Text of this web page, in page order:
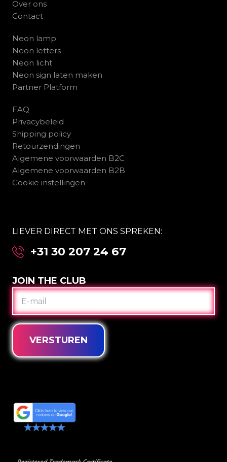
Over ons
Contact
Neon lamp
Neon letters
Neon licht
Neon sign laten maken
Partner Platform
FAQ
Privacybeleid
Shipping policy
Retourzendingen
Algemene voorwaarden B2C
Algemene voorwaarden B2B
Cookie instellingen
LIEVER DIRECT MET ONS SPREKEN:
+31 30 207 24 67
JOIN THE CLUB
E-
MAIL
VERSTUREN